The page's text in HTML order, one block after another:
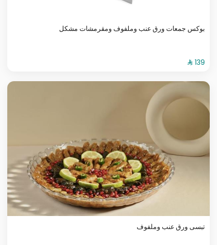
بوكس جمعات ورق عنب وملفوف ومقرمشات مشكل
تبسى ورق عنب وملفوف